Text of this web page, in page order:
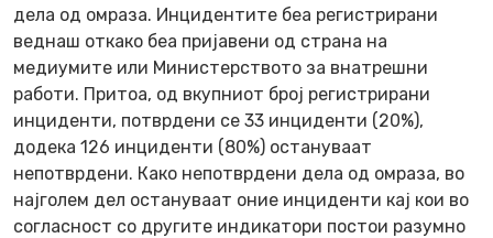
дела од омраза. Инцидентите беа регистрирани
веднаш откако беа пријавени од страна на
медиумите или Министерството за внатрешни
работи. Притоа, од вкупниот број регистрирани
инциденти, потврдени се 33 инциденти (20%),
додека 126 инциденти (80%) остануваат
непотврдени. Како непотврдени дела од омраза, во
најголем дел остануваат оние инциденти кај кои во
согласност со другите индикатори постои разумно